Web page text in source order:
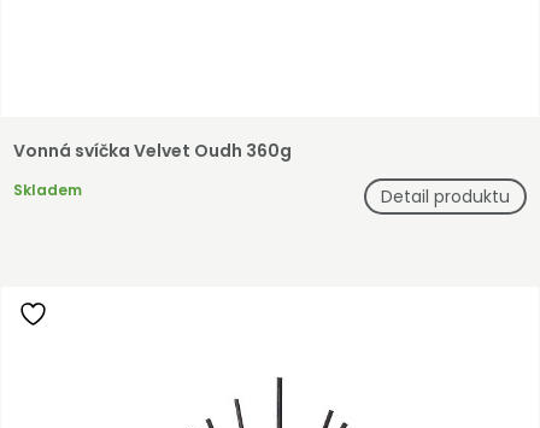
Vonná svíčka Velvet Oudh 360g
Skladem Detail produktu